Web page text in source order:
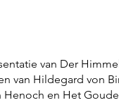
van Der
van Hildegard von
en Het